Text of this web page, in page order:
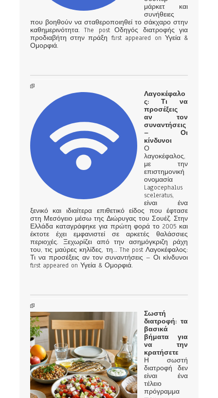
μάρκετ και
συνήθειες
που βοηθούν να σταθεροποιηθεί το σάκχαρο στην
καθημερινότητα. The post Οδηγός διατροφής για
προδιαβήτη στην πράξη first appeared on Υγεία &
Ομορφιά.
Λαγοκέφαλο
ς: Τι να
προσέξεις
αν τον
συναντήσεις
– Οι
κίνδυνοι
Ο
λαγοκέφαλος,
με την
επιστημονική
ονομασία
Lagocephalus
sceleratus,
είναι ένα
ξενικό και ιδιαίτερα επιθετικό είδος που έφτασε
στη Μεσόγειο μέσω της Διώρυγας του Σουέζ. Στην
Ελλάδα καταγράφηκε για πρώτη φορά το 2005 και
έκτοτε έχει εμφανιστεί σε αρκετές θαλάσσιες
περιοχές. Ξεχωρίζει από την ασημόγκριζη ράχη
του, τις μαύρες κηλίδες, τη... The post Λαγοκέφαλος:
Τι να προσέξεις αν τον συναντήσεις – Οι κίνδυνοι
first appeared on Υγεία & Ομορφιά.
Σωστή
διατροφή: τα
βασικά
βήματα για
να την
κρατήσετε
Η σωστή
διατροφή δεν
είναι ένα
τέλειο
πρόγραμμα